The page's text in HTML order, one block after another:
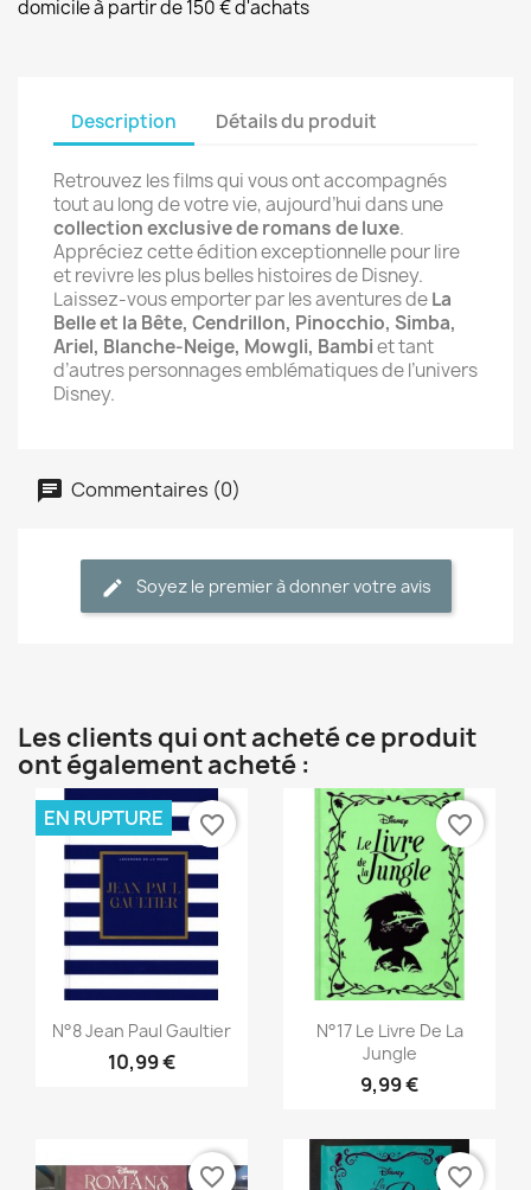
domicile à partir de 150 € d'achats
Description Détails du produit
Retrouvez les films qui vous ont accompagnés
tout au long de votre vie, aujourd’hui dans une
collection exclusive de romans de luxe.
Appréciez cette édition exceptionnelle pour lire
et revivre les plus belles histoires de Disney.
Laissez-vous emporter par les aventures deLa
Belle et la Bête, Cendrillon, Pinocchio, Simba,
Ariel, Blanche-Neige, Mowgli, Bambiet tant
d’autres personnages emblématiques de l’univers
Disney.
Commentaires (0)
Soyez le premier à donner votre avis
Les clients qui ont acheté ce produit
ont également acheté :
Aperçu rapide
N°8 Jean Paul Gaultier
10,99 €
EN RUPTURE favorite_border
Aperçu rapide
N°17 Le Livre De La
Jungle
9,99 €
favorite_border
favorite_border favorite_border